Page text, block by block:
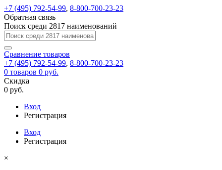
+7 (495) 792-54-99, 8-800-700-23-23
Обратная связь
Поиск среди 2817 наименований
Сравнение товаров
+7 (495) 792-54-99, 8-800-700-23-23
0 товаров 0 руб.
Скидка
0 руб.
Вход
Регистрация
Вход
Регистрация
×